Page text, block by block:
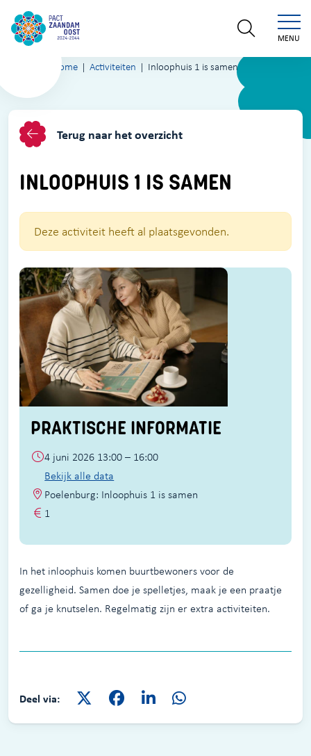
MENU
Home Activiteiten Inloophuis 1 is samen
Terug naar het overzicht
INLOOPHUIS 1 IS SAMEN
Deze activiteit heeft al plaatsgevonden.
PRAKTISCHE INFORMATIE
4 juni 2026 13:00 – 16:00
Bekijk alle data
Poelenburg: Inloophuis 1 is samen
1
In het inloophuis komen buurtbewoners voor de
gezelligheid. Samen doe je spelletjes, maak je een praatje
of ga je knutselen. Regelmatig zijn er extra activiteiten.
Deel via: